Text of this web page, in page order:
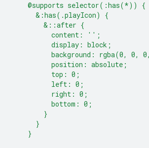
    @supports selector(:has(*)) {
      &:has(.playIcon) {
        &::after {
          content: '';
          display: block;
background: rgba(0, 0,
          position: absolute;
          top: 0;
          left: 0;
          right: 0;
          bottom: 0;
        }
      }
    }